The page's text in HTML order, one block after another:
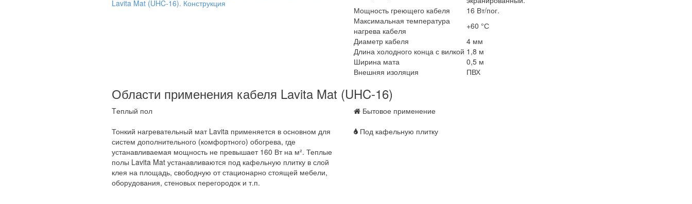
Мощность греющего кабеля
16 Вт/пог.
Максимальная температура
нагрева кабеля
+60 °С
Диаметр кабеля
4 мм
Длина холодного конца с вилкой 1,8 м
Ширина мата
0,5 м
Внешняя изоляция
ПВХ
Области применения кабеля Lavita Mat (UHC-16)
Tеплый пол
Тонкий нагревательный мат Lavita применяется в основном для
систем дополнительного (комфортного) обогрева, где
устанавливаемая мощность не превышает 160 Вт на м². Теплые
полы Lavita Mat устанавливаются под кафельную плитку в слой
клея на площадь, свободную от стационарно стоящей мебели,
оборудования, стеновых перегородок и т.п.
Бытовое применение
Под кафельную плитку